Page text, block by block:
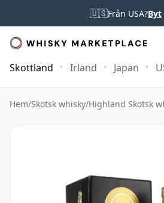
🇺🇸Från USA?Byt
Skottland Irland Japan
Hem/Skotsk whisky/Highland Skotsk